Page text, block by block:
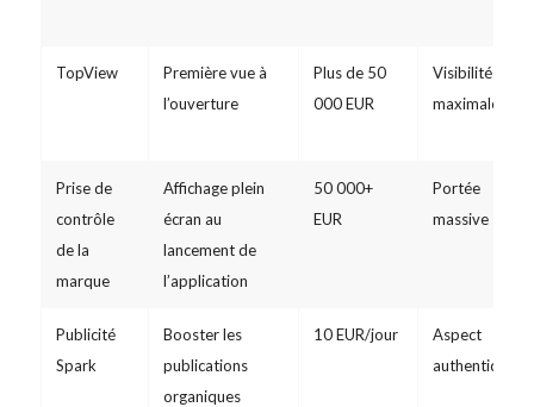
TopView
Première vue à
l’ouverture
Plus de 50
000 EUR
Visibilité
maximale
Prise de
contrôle
de la
marque
Affichage plein
écran au
lancement de
l’application
50 000+
EUR
Portée
massive
Publicité
Spark
Booster les
publications
organiques
10 EUR/jour
Aspect
authentique